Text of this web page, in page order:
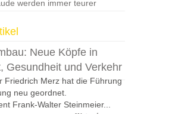
werden immer teurer
Neue Köpfe in
Gesundheit und Verkehr
Friedrich Merz hat die Führung
neu geordnet.
Frank-Walter Steinmeier...